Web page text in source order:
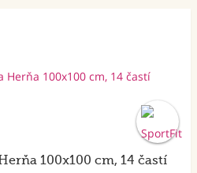
100x100 cm, 14 častí